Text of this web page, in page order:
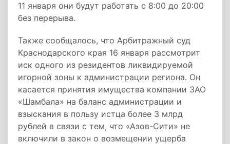
11 января они будут работать с 8:00 до 20:00
без перерыва.
Также сообщалось, что Арбитражный суд
Краснодарского края 16 января рассмотрит
иск одного из резидентов ликвидируемой
игорной зоны к администрации региона. Он
касается принятия имущества компании ЗАО
«Шамбала» на баланс администрации и
взыскания в пользу истца более 3 млрд
рублей в связи с тем, что «Азов-Сити» не
включили в закон о возмещении ущерба